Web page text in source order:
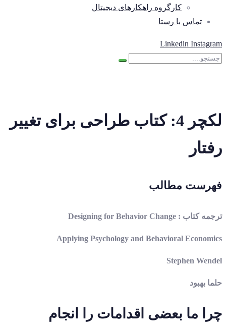
کارگروه راهکارهای دیجیتال
تماس با رستا
Linkedin Instagram
لکچر 4: کتاب طراحی برای تغییر
رفتار
فهرست مطالب
ترجمه کتاب : Designing for Behavior Change
Applying Psychology and Behavioral Economics
Stephen Wendel
حلما بهبود
چرا ما بعضی اقدامات را انجام